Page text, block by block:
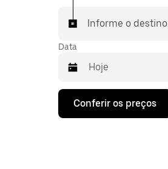
Informe o destino
Data
Pressione
seta
Conferir os preços